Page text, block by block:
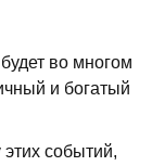
во многом
и богатый
событий,